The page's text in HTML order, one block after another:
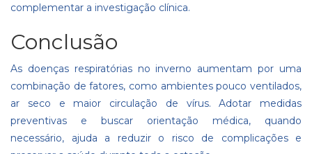
complementar a investigação clínica.
Conclusão
As doenças respiratórias no inverno aumentam por uma
combinação de fatores, como ambientes pouco ventilados,
ar seco e maior circulação de vírus. Adotar medidas
preventivas e buscar orientação médica, quando
necessário, ajuda a reduzir o risco de complicações e